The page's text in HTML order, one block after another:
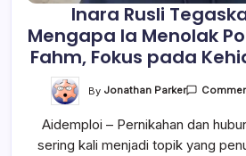
Inara Rusli
Mengapa Ia Menolak
Fahm, Fokus pada
By Jonathan Parker
Aidemploi – Pernikahan dan
sering kali menjadi topik yang